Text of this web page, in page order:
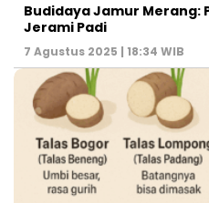
Budidaya Jamur Merang:
Jerami Padi
7 Agustus 2025 | 18:34 WIB